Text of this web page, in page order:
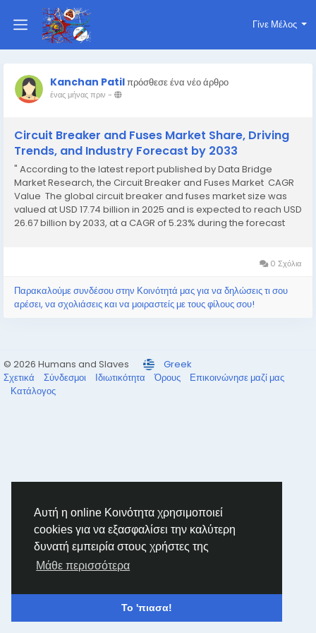
Αυτή η online Κοινότητα χρησιμοποιεί
cookies για να εξασφαλίσει την καλύτερη
δυνατή εμπειρία στους χρήστες της
Μάθε περισσότερα
Το 'πιασα!
Γίνε Μέλος
Kanchan Patilπρόσθεσε ένα νέο άρθρο
ένας μήνας πριν -
Circuit Breaker and Fuses Market Share, Driving
Trends, and Industry Forecast by 2033
" According to the latest report published by Data Bridge
Market Research, the Circuit Breaker and Fuses Market CAGR
Value The global circuit breaker and fuses market size was
valued at USD 17.74 billion in 2025 and is expected to reach USD
26.67 billion by 2033, at a CAGR of 5.23% during the forecast
0 Σχόλια
Παρακαλούμε συνδέσου στην Κοινότητά μας για να δηλώσεις τι σου
αρέσει, να σχολιάσεις και να μοιραστείς με τους φίλους σου!
© 2026 Humans and Slaves
Greek
Σχετικά
Σύνδεσμοι Ιδιωτικότητα Όρους
Επικοινώνησε μαζί μας
Κατάλογος